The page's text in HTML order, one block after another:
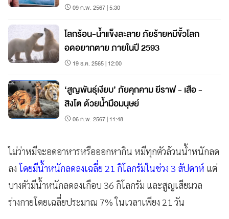
09 ก.พ. 2567 | 5:30
โลกร้อน-น้ำแข็งละลาย ภัยร้ายหมีขั้วโลก
อดอยากตาย ภายในปี 2593
19 ธ.ค. 2565 | 12:00
‘สูญพันธุ์เงียบ’ ภัยคุกคาม ยีราฟ - เสือ -
สิงโต ด้วยน้ำมือมนุษย์
06 ก.พ. 2567 | 11:48
ไม่ว่าหมีจะอดอาหารหรือออกหากิน หมีทุกตัวล้วนน้ำหนักลด
ลงโดยมีน้ำหนักลดลงเฉลี่ย 21 กิโลกรัมในช่วง 3 สัปดาห์ แต่
บางตัวมีน้ำหนักลดลงเกือบ 36 กิโลกรัม และสูญเสียมวล
ร่างกายโดยเฉลี่ยประมาณ 7% ในเวลาเพียง 21 วัน